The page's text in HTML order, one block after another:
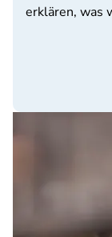
erklären, was